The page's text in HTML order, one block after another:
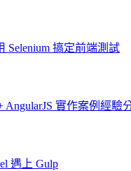
Selenium 搞定前端測試
AngularJS 實作案例經驗
遇上 Gulp